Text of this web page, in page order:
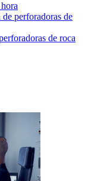
perforadoras de
de roca